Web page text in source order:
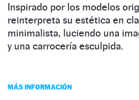
Inspirado por los modelos
reinterpreta su estética en
minimalista, luciendo una
y una carrocería esculpida.
MÁS INFORMACIÓN